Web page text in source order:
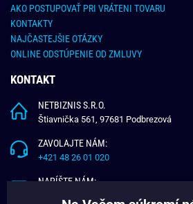
AKO POSTUPOVAŤ PRI VRÁTENI TOVARU
KONTAKTY
NAJČASTEJŠIE OTÁZKY
ONLINE ODSTÚPENIE OD ZMLUVY
KONTAKT
NETBIZNIS S.R.O.
Štiavnička 561, 97681 Podbrezová
ZAVOLAJTE NÁM:
+421 48 26 01 020
NAPÍŠTE NÁM: